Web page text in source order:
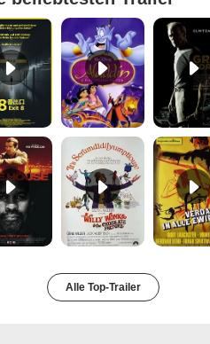
Exit 8 Trailer DF Aladdin Trailer OV
Charlie und die Schokoladenfabrik Trailer OV
Alle Top-Trailer